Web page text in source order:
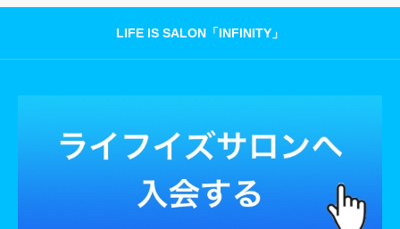
LIFE IS SALON「INFINITY」